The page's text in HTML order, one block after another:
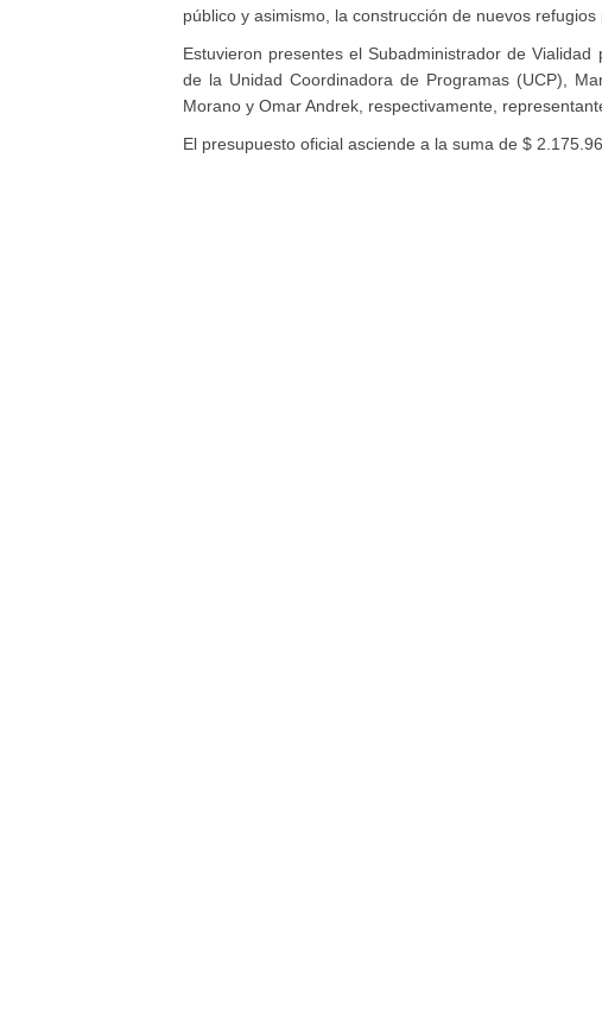
público y asimismo, la construcción de nuevos refugios
Estuvieron presentes el Subadministrador de
de la Unidad Coordinadora de Programas (UCP),
Morano y Omar Andrek, respectivamente,
El presupuesto oficial asciende a la suma de $